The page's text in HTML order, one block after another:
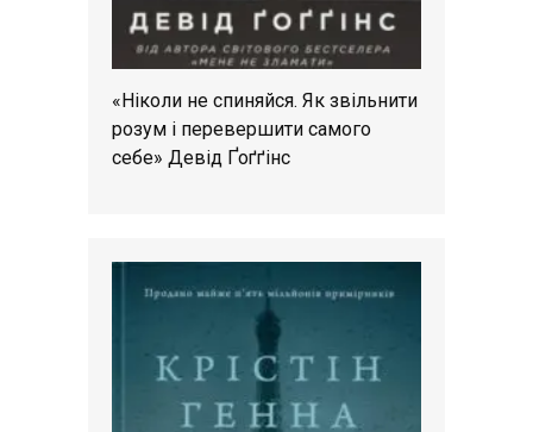
«Ніколи не спиняйся. Як звільнити
розум і перевершити самого
себе» Девід Ґоґґінс